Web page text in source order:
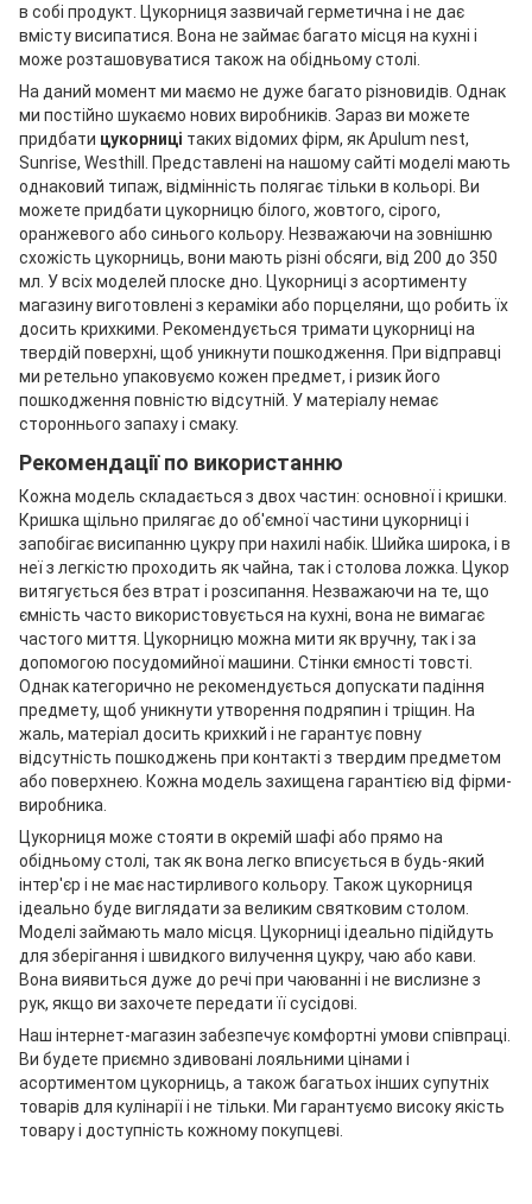
в собі продукт. Цукорниця зазвичай герметична і не дає
вмісту висипатися. Вона не займає багато місця на кухні і
може розташовуватися також на обідньому столі.
На даний момент ми маємо не дуже багато різновидів. Однак
ми постійно шукаємо нових виробників. Зараз ви можете
придбати цукорниці таких відомих фірм, як Apulum nest,
Sunrise, Westhill. Представлені на нашому сайті моделі мають
однаковий типаж, відмінність полягає тільки в кольорі. Ви
можете придбати цукорницю білого, жовтого, сірого,
оранжевого або синього кольору. Незважаючи на зовнішню
схожість цукорниць, вони мають різні обсяги, від 200 до 350
мл. У всіх моделей плоске дно. Цукорниці з асортименту
магазину виготовлені з кераміки або порцеляни, що робить їх
досить крихкими. Рекомендується тримати цукорниці на
твердій поверхні, щоб уникнути пошкодження. При відправці
ми ретельно упаковуємо кожен предмет, і ризик його
пошкодження повністю відсутній. У матеріалу немає
стороннього запаху і смаку.
Рекомендації по використанню
Кожна модель складається з двох частин: основної і кришки.
Кришка щільно прилягає до об'ємної частини цукорниці і
запобігає висипанню цукру при нахилі набік. Шийка широка, і в
неї з легкістю проходить як чайна, так і столова ложка. Цукор
витягується без втрат і розсипання. Незважаючи на те, що
ємність часто використовується на кухні, вона не вимагає
частого миття. Цукорницю можна мити як вручну, так і за
допомогою посудомийної машини. Стінки ємності товсті.
Однак категорично не рекомендується допускати падіння
предмету, щоб уникнути утворення подряпин і тріщин. На
жаль, матеріал досить крихкий і не гарантує повну
відсутність пошкоджень при контакті з твердим предметом
або поверхнею. Кожна модель захищена гарантією від фірми-
виробника.
Цукорниця може стояти в окремій шафі або прямо на
обідньому столі, так як вона легко вписується в будь-який
інтер'єр і не має настирливого кольору. Також цукорниця
ідеально буде виглядати за великим святковим столом.
Моделі займають мало місця. Цукорниці ідеально підійдуть
для зберігання і швидкого вилучення цукру, чаю або кави.
Вона виявиться дуже до речі при чаюванні і не вислизне з
рук, якщо ви захочете передати її сусідові.
Наш інтернет-магазин забезпечує комфортні умови співпраці.
Ви будете приємно здивовані лояльними цінами і
асортиментом цукорниць, а також багатьох інших супутніх
товарів для кулінарії і не тільки. Ми гарантуємо високу якість
товару і доступність кожному покупцеві.